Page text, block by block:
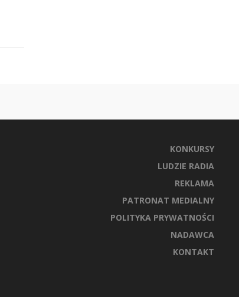
KONKURSY
LUDZIE RADIA
REKLAMA
PATRONAT MEDIALNY
POLITYKA PRYWATNOŚCI
NADAWCA
KONTAKT